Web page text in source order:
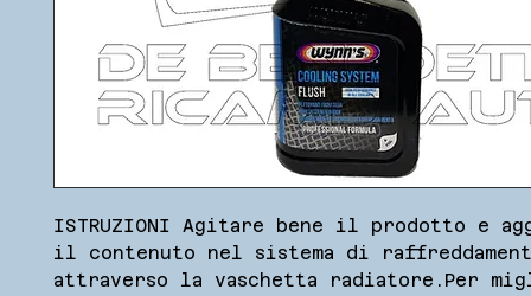
ISTRUZIONI Agitare bene il prodotto e
il contenuto nel sistema di
attraverso la vaschetta radiatore.Per